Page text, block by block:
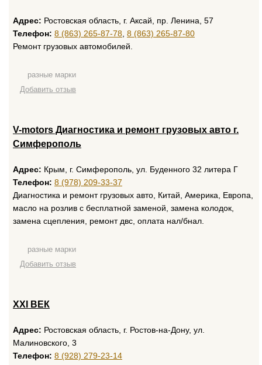
Адрес: Ростовская область, г. Аксай, пр. Ленина, 57
Телефон: 8 (863) 265-87-78 8 (863) 265-87-80
Ремонт грузовых автомобилей.
разные марки
Добавить отзыв
V-motors Диагностика и ремонт грузовых авто г.
Симферополь
Адрес: Крым, г. Симферополь, ул. Буденного 32 литера Г
Телефон: 8 (978) 209-33-37
Диагностика и ремонт грузовых авто, Китай, Америка, Европа,
масло на розлив с бесплатной заменой, замена колодок,
замена сцепления, ремонт двс, оплата нал/бнал.
разные марки
Добавить отзыв
XXI ВЕК
Адрес: Ростовская область, г. Ростов-на-Дону, ул.
Малиновского, 3
Телефон: 8 (928) 279-23-14